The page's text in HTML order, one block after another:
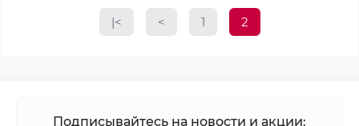
|< < 1 2
Подписывайтесь на новости и акции: